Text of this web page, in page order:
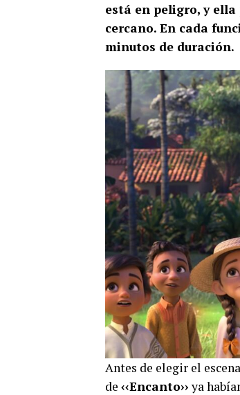
está en peligro, y
cercano. En cada
minutos de
Antes de elegir el
de ‹‹Encanto››ya